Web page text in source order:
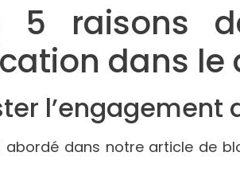
5 raisons
dans le
abordé dans notre article de